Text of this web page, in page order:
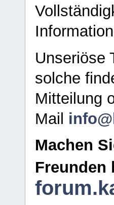
Unseriöse
solche
Mitteilung
Mail
Machen
Freunden